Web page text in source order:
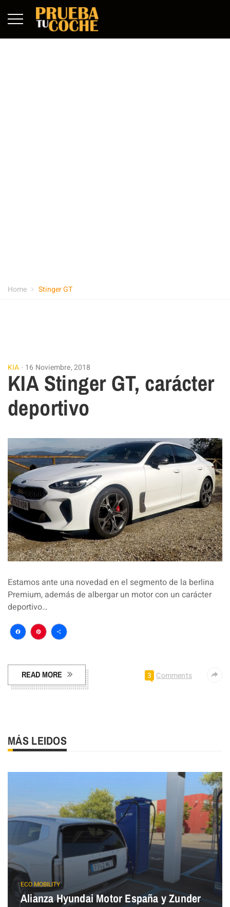
Home Stinger GT
KIA 16 Noviembre, 2018
KIA Stinger GT, carácter
deportivo
Estamos ante una novedad en el segmento de la berlina
Premium, además de albergar un motor con un carácter
deportivo…
Facebook
Pinterest
Compartir
READ MORE 3 Comments
MÁS LEIDOS
ECO MOBILITY
Alianza Hyundai Motor España y Zunder